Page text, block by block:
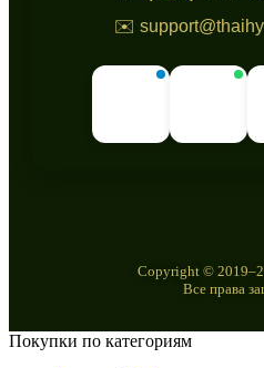
✉️
Copyright ©
Все права
Покупки по категориям